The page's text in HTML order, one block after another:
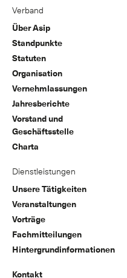
Verband
Über Asip
Standpunkte
Statuten
Organisation
Vernehmlassungen
Jahresberichte
Vorstand und
Geschäftsstelle
Charta
Dienstleistungen
Unsere Tätigkeiten
Veranstaltungen
Vorträge
Fachmitteilungen
Hintergrundinformationen
Kontakt